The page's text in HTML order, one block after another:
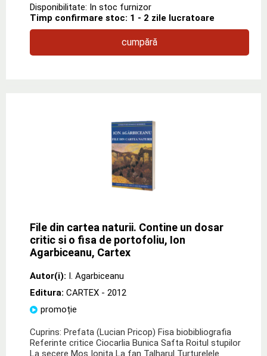
Disponibilitate: In stoc furnizor
Timp confirmare stoc: 1 - 2 zile lucratoare
cumpără
File din cartea naturii. Contine un dosar
critic si o fisa de portofoliu, Ion
Agarbiceanu, Cartex
Autor(i): I. Agarbiceanu
Editura: CARTEX - 2012
promoție
Cuprins: Prefata (Lucian Pricop) Fisa biobibliografia
Referinte critice Ciocarlia Bunica Safta Roitul stupilor
La secere Mos Ionita La fan Talharul Turturelele